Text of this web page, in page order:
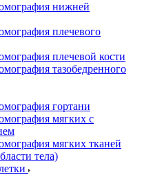
нижней
плечевого
плечевой кости
тазобедренного
гортани
мягких с
мягких тканей
тела)